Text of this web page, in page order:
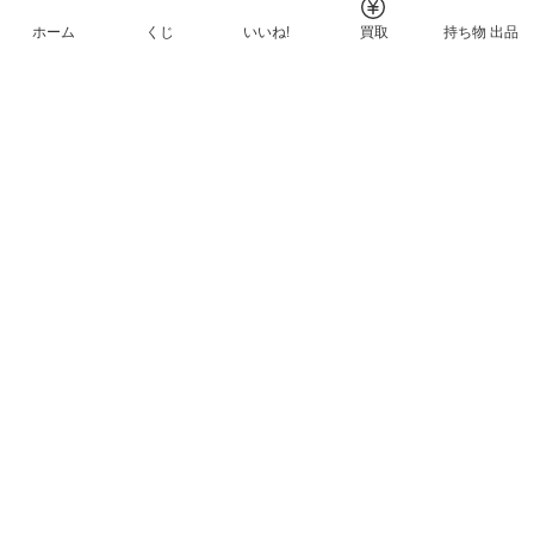
ホーム くじ いいね! 買取 持ち物 出品